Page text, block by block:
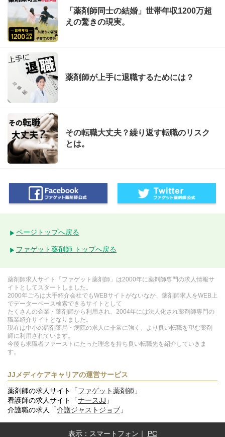
「薬剤師同士の結婚」世帯年収1200万超
えの驚きの現実。
薬剤師が上手に退職するためには？
その転職大丈夫？繰り返す転職のリスク
とは。
ページトップへ戻る
ファゲット薬剤師 トップへ戻る
薬剤師求人サイト「ファゲット薬剤師」は2000年に薬剤師専門の求人情報サ
イトとしてスタートしました。
2000年ごろは大手紹介会社でもWEBサイトがないなか、薬剤師求人をWEB上
でデーターベース検索できるサイトとして
たくさんの企業・薬剤師から利用され、2004年には法人化され薬剤師専門の
職業紹介サイトとなりました。
現在は中小の調剤薬局・病院の求人に非常に強く、より良い転職を望む薬剤
師に利用されています。
今後も求職者ファーストにたった理念を持ち良い転職先を紹介していきま
す。
JJメディケアキャリアの運営サービス
薬剤師の求人サイト「ファゲット薬剤師 」
看護師の求人サイト「ナースJJ 」
介護職の求人「介護ジャストジョブ 」
表示： スマートフォン ｜ PC